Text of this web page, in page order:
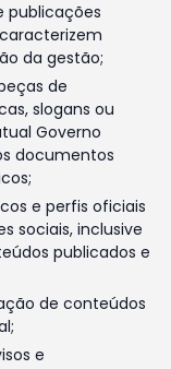
publicações
da gestão;
de
slogans ou
Governo
documentos
e perfis oficiais
sociais, inclusive
publicados e
de conteúdos
e